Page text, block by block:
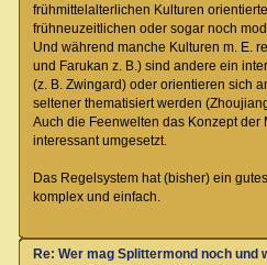
frühmittelalterlichen Kulturen
frühneuzeitlichen oder sogar noch
Und während manche Kulturen m. E.
und Farukan z. B.) sind andere ein
(z. B. Zwingard) oder orientieren sich
seltener thematisiert werden
Auch die Feenwelten das Konzept der
interessant umgesetzt.
Das Regelsystem hat (bisher) ein
komplex und einfach.
Re: Wer mag Splittermond noch und